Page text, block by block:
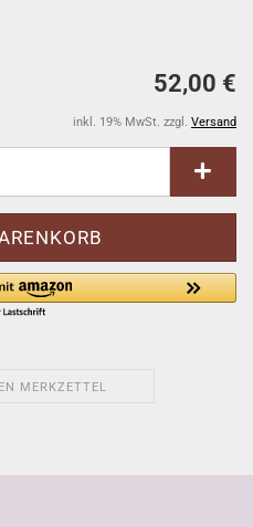
52,00 €
inkl. 19% MwSt. zzgl. Versand
MERKZETTEL